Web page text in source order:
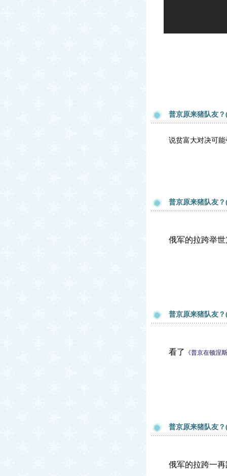
普京原来猪队友
说贫富大对决可
普京原来猪队友
俄军的拉跨举
普京原来猪队友
看了 《普京在顿涅
普京原来猪队友
俄军的拉跨一